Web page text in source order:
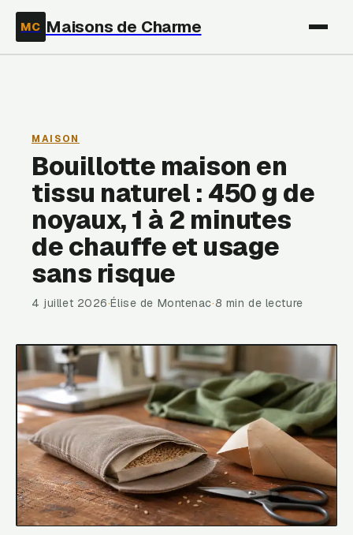
MC Maisons de Charme
MAISON
Bouillotte maison en
tissu naturel : 450 g de
noyaux, 1 à 2 minutes
de chauffe et usage
sans risque
4 juillet 2026·Élise de Montenac·8 min de lecture